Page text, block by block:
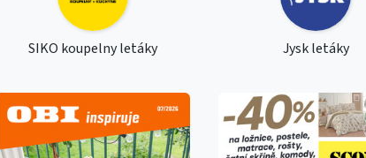
SIKO koupelny letáky Jysk letáky